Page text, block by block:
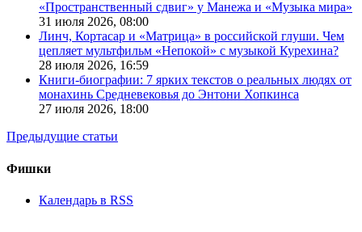
«Пространственный сдвиг» у Манежа и «Музыка мира»
31 июля 2026, 08:00
Линч, Кортасар и «Матрица» в российской глуши. Чем
цепляет мультфильм «Непокой» с музыкой Курехина?
28 июля 2026, 16:59
Книги-биографии: 7 ярких текстов о реальных людях от
монахинь Средневековья до Энтони Хопкинса
27 июля 2026, 18:00
Предыдущие статьи
Фишки
Календарь в RSS